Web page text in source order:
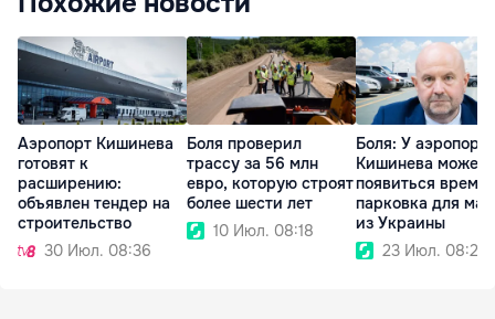
Аэропорт Кишинева
готовят к
расширению:
объявлен тендер на
строительство
30 Июл. 08:36
Боля проверил
трассу за 56 млн
евро, которую строят
более шести лет
10 Июл. 08:18
Боля: У аэропорта
Кишинева может
появиться
парковка для
из Украины
23 Июл. 08:28